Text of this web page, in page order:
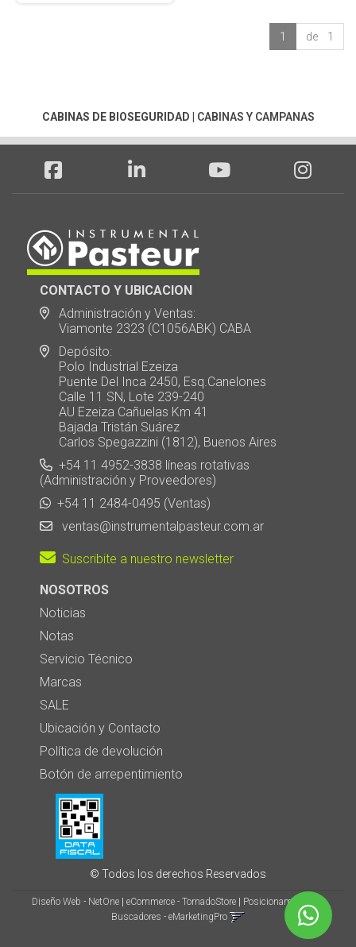
1 de 1
CABINAS DE BIOSEGURIDAD CABINAS Y CAMPANAS
CONTACTO Y UBICACION
Administración y Ventas:
Viamonte 2323 (C1056ABK) CABA
Depósito:
Polo Industrial Ezeiza
Puente Del Inca 2450, Esq.Canelones
Calle 11 SN, Lote 239-240
AU Ezeiza Cañuelas Km 41
Bajada Tristán Suárez
Carlos Spegazzini (1812), Buenos Aires
+54 11 4952-3838 líneas rotativas
(Administración y Proveedores)
+54 11 2484-0495 (Ventas)
ventas@instrumentalpasteur.com.ar
Suscribite a nuestro newsletter
NOSOTROS
Noticias
Notas
Servicio Técnico
Marcas
SALE
Ubicación y Contacto
Política de devolución
Botón de arrepentimiento
© Todos los derechos Reservados
Diseño Web - NetOne eCommerce - TornadoStore
Posicionamiento en
Buscadores - eMarketingPro